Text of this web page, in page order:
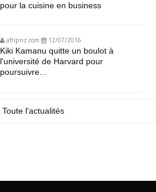
pour la cuisine en business
afripriz.com 12/07/2016
Kiki Kamanu quitte un boulot à
l'université de Harvard pour
poursuivre...
Toute l'actualités